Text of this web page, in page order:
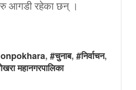
आगडी रहेका छन् ।
, #चुनाब, #निर्वाचन,
महानगरपालिका